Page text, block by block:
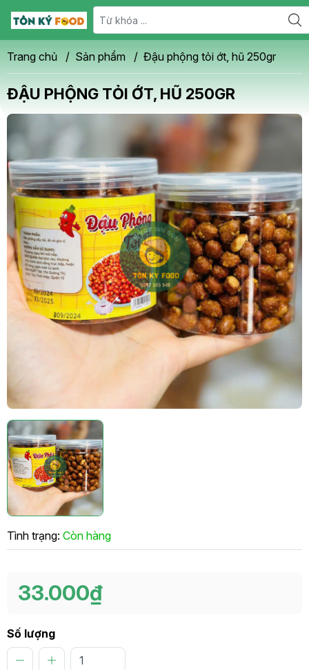
Trang chủ / Sản phẩm / Đậu phộng tỏi ớt, hũ 250gr
ĐẬU PHỘNG TỎI ỚT, HŨ 250GR
Tình trạng: Còn hàng
33.000₫
Số lượng